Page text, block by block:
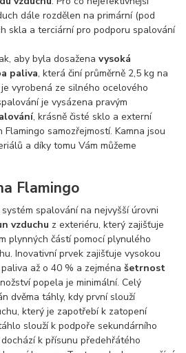
dále rozdělen na primární (pod
skla a terciární pro podporu spalování
aby byla dosaženavysoká
paliva, která činí průměrně 2,5 kg na
vyrobená ze silného ocelového
je vysázena pravým
, krásně čisté sklo a externí
samozřejmostí. Kamna jsou
a díky tomu Vám můžeme
Flamingo
spalování na nejvyšší úrovni
vzduchu z exteriéru, který zajišťuje
plynných částí pomocí plynulého
Inovativní prvek zajišťuje vysokou
až o 40 % a zejménašetrnost
popela je minimální. Celý
dvěma táhly, kdy první slouží
který je zapotřebí k zatopení
slouží k podpoře sekundárního
k přísunu předehřátého